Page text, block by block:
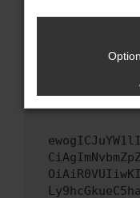
Wende dich
Wenn du alle
hast,
versuchen,
uns diesen